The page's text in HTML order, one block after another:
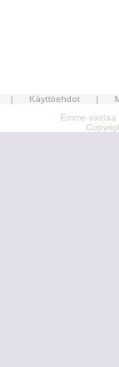
| Käyttöehdot |
Emme